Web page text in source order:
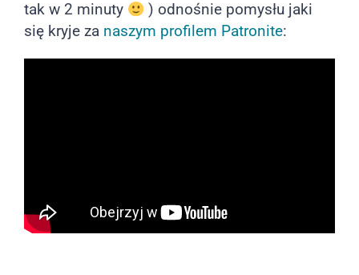
tak w 2 minuty
) odnośnie pomysłu jaki
się kryje za naszym profilem Patronite: